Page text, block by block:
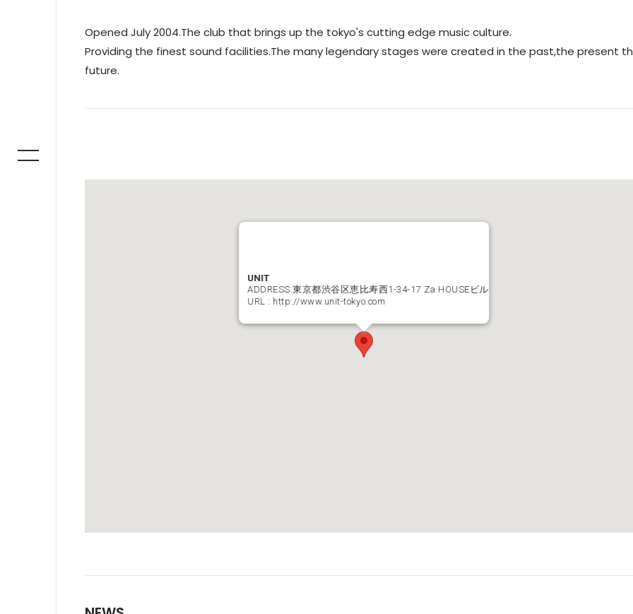
Opened July 2004.The club that brings up the tokyo's cutting edge music culture.
Providing the finest sound facilities.The many legendary stages were created in the past,the present
future.
UNIT
ADDRESS:東京都渋谷区恵比寿西1-34-17 Za HOUSEビル
URL : http://www.unit-tokyo.com